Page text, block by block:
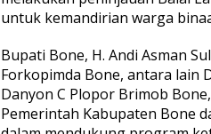
a
N
a
s
i
o
n
untuk kemandirian warga
Bupati Bone, H. Andi Asman
Forkopimda Bone, antara lain
Danyon C Plopor Brimob
Pemerintah Kabupaten Bone